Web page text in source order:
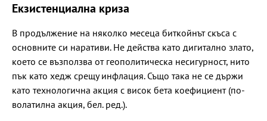
Екзистенциална криза
В продължение на няколко месеца биткойнът скъса с
основните си наративи. Не действа като дигитално злато,
което се възползва от геополитическа несигурност, нито
пък като хедж срещу инфлация. Също така не се държи
като технологична акция с висок бета коефициент (по-
волатилна акция, бел. ред.).